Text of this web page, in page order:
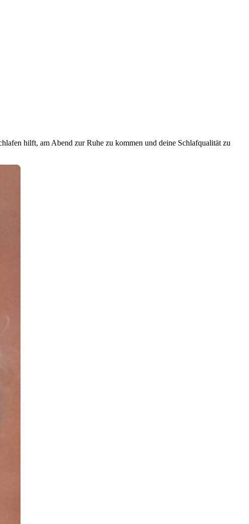
hilft, am Abend zur Ruhe zu kommen und deine Schlafqualität zu